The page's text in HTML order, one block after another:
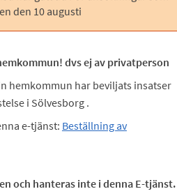
den 10 augusti
dvs ej av privatperson
hemkommun har beviljats insatser
i Sölvesborg .
e-tjänst: Beställning av
och hanteras inte i denna E-tjänst.